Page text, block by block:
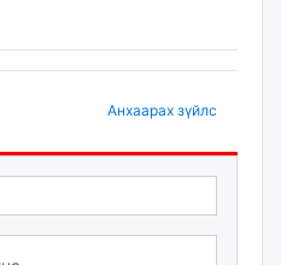
Анхаарах зүйлс